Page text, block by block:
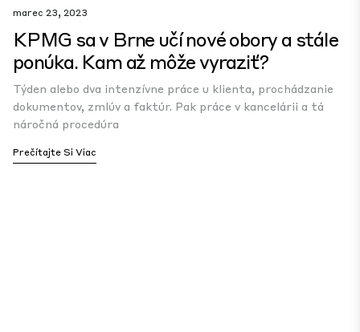
marec 23, 2023
KPMG sa v Brne učí nové obory a stále
ponúka. Kam až môže vyraziť?
Týden alebo dva intenzívne práce u klienta, prochádzanie
dokumentov, zmlúv a faktúr. Pak práce v kancelárii a tá
náročná procedúra
Prečítajte Si Viac